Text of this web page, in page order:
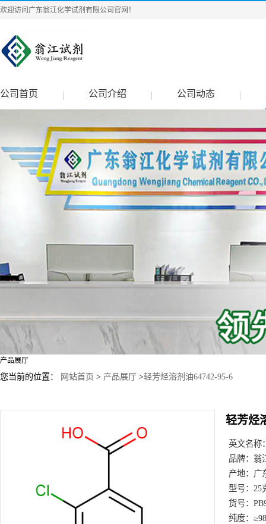
欢迎访问广东翁江化学试剂有限公司官网！
公司首页 公司介绍 公司动态
产品展厅
您当前的位置： 网站首页 > 产品展厅 >轻芳烃溶剂油64742-95-6
轻芳烃
英文名称
品牌： 翁
产地： 广
型号： 25
货号：
纯度：